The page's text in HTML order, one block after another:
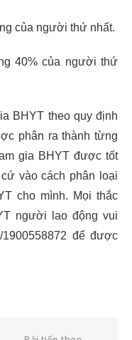
của người thứ nhất.
40% của người thứ
BHYT theo quy định
phân ra thành từng
gia BHYT được tốt
vào cách phân loại
cho mình. Mọi thắc
người lao động vui
1900558872 để được